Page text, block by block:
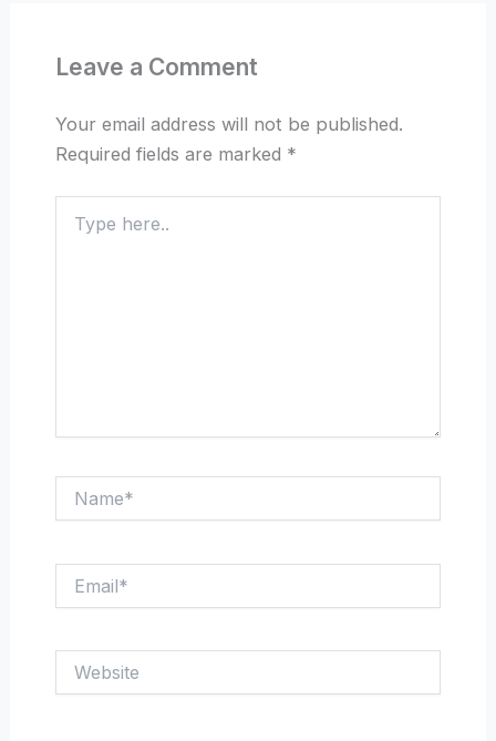
Leave a Comment
Your email address will not be published.
Required fields are marked *
here..